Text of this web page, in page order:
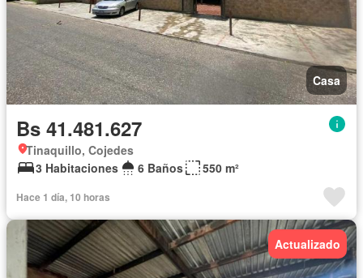
Casa
Bs 41.481.627
Tinaquillo, Cojedes
3 Habitaciones
6 Baños 550 m²
Hace 1 día, 10 horas
Actualizado